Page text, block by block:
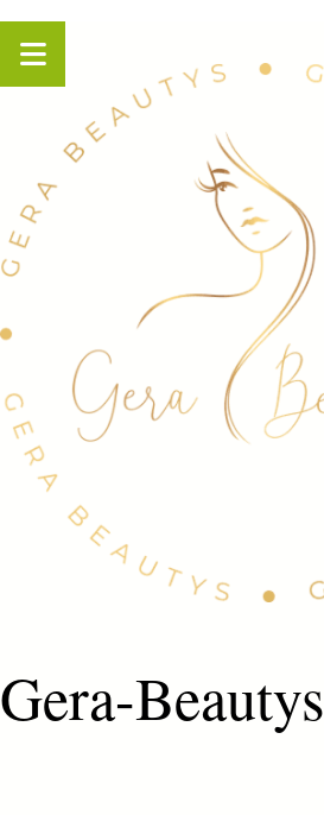
Gera-Beautys